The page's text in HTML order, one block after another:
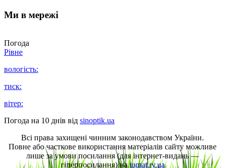
Ми в мережі
Погода
Рівне
вологість:
тиск:
вітер:
Погода на 10 днів від sinoptik.ua
Всі права захищені чинним законодавством України.
Повне або часткове використання матеріалів сайту можливе
лише за умови посилання (для інтернет-видань —
гіперпосилання) наtomat.rv.ua